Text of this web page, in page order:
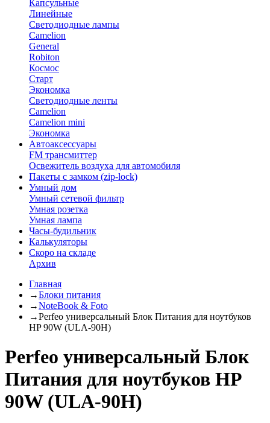
Капсульные
Линейные
Светодиодные лампы
Camelion
General
Robiton
Космос
Старт
Экономка
Светодиодные ленты
Camelion
Camelion mini
Экономка
Автоаксессуары
FM трансмиттер
Освежитель воздуха для автомобиля
Пакеты с замком (zip-lock)
Умный дом
Умный сетевой фильтр
Умная розетка
Умная лампа
Часы-будильник
Калькуляторы
Скоро на складе
Архив
Главная
→Блоки питания
→NoteBook & Foto
→Perfeo универсальный Блок Питания для ноутбуков
HP 90W (ULA-90H)
Perfeo универсальный Блок
Питания для ноутбуков HP
90W (ULA-90H)